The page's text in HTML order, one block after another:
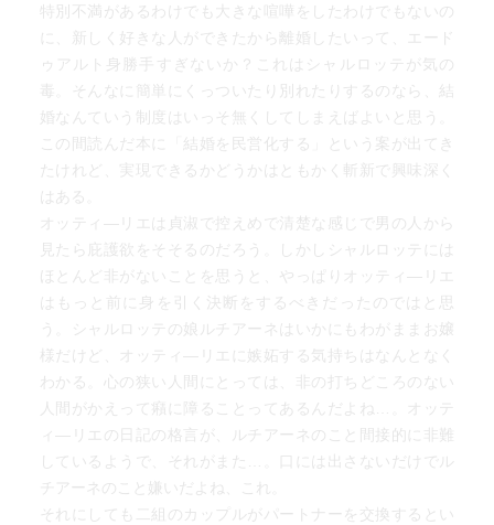
特別不満があるわけでも大きな喧嘩をしたわけでもないの
に、新しく好きな人ができたから離婚したいって、エード
ゥアルト身勝手すぎないか？これはシャルロッテが気の
毒。そんなに簡単にくっついたり別れたりするのなら、結
婚なんていう制度はいっそ無くしてしまえばよいと思う。
この間読んだ本に「結婚を民営化する」という案が出てき
たけれど、実現できるかどうかはともかく斬新で興味深く
はある。
オッティ―リエは貞淑で控えめで清楚な感じで男の人から
見たら庇護欲をそそるのだろう。しかしシャルロッテには
ほとんど非がないことを思うと、やっぱりオッティ―リエ
はもっと前に身を引く決断をするべきだったのではと思
う。シャルロッテの娘ルチアーネはいかにもわがままお嬢
様だけど、オッティ―リエに嫉妬する気持ちはなんとなく
わかる。心の狭い人間にとっては、非の打ちどころのない
人間がかえって癪に障ることってあるんだよね…。オッテ
ィ―リエの日記の格言が、ルチアーネのこと間接的に非難
しているようで、それがまた…。口には出さないだけでル
チアーネのこと嫌いだよね、これ。
それにしても二組のカップルがパートナーを交換するとい